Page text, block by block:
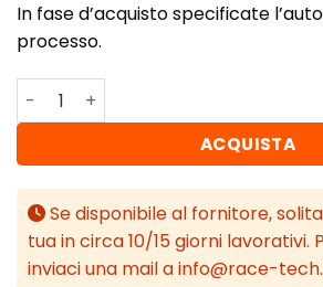
In fase d’acquisto specificate
processo.
Concaver CVR8 21x9,5 ET14-61
ACQUISTA
Se disponibile al fornitore,
tua in circa 10/15 giorni lavorativi.
inviaci una mail a info@race-